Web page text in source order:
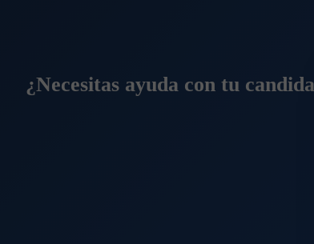
¿Necesitas ayuda con tu